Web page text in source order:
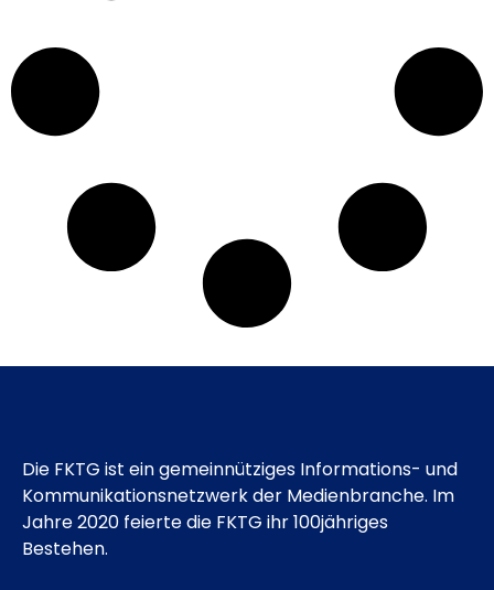
Die FKTG ist ein gemeinnütziges Informations- und
Kommunikationsnetzwerk der Medienbranche. Im
Jahre 2020 feierte die FKTG ihr 100jähriges
Bestehen.